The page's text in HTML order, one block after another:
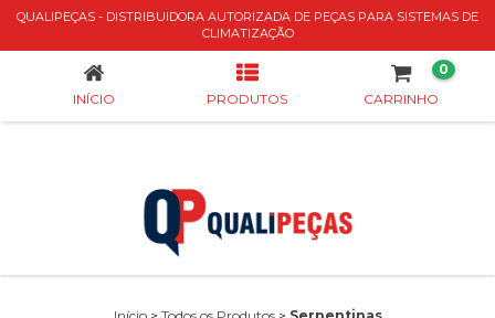
QUALIPEÇAS - DISTRIBUIDORA AUTORIZADA DE PEÇAS PARA SISTEMAS DE
CLIMATIZAÇÃO
SERPENTINAS
INÍCIO PRODUTOS CARRINHO
0